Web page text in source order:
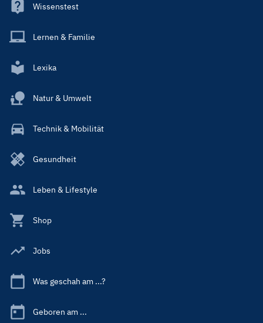
Wissenstest
Lernen & Familie
Lexika
Natur & Umwelt
Technik & Mobilität
Gesundheit
Leben & Lifestyle
Shop
Jobs
Was geschah am ...?
Geboren am ...